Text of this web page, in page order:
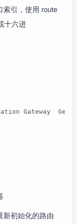
索引，使用 route
十六进
Gateway
新初始化的路由